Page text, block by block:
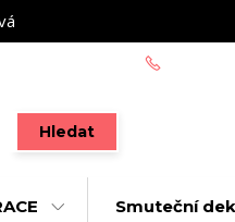
Hledat
Smuteční